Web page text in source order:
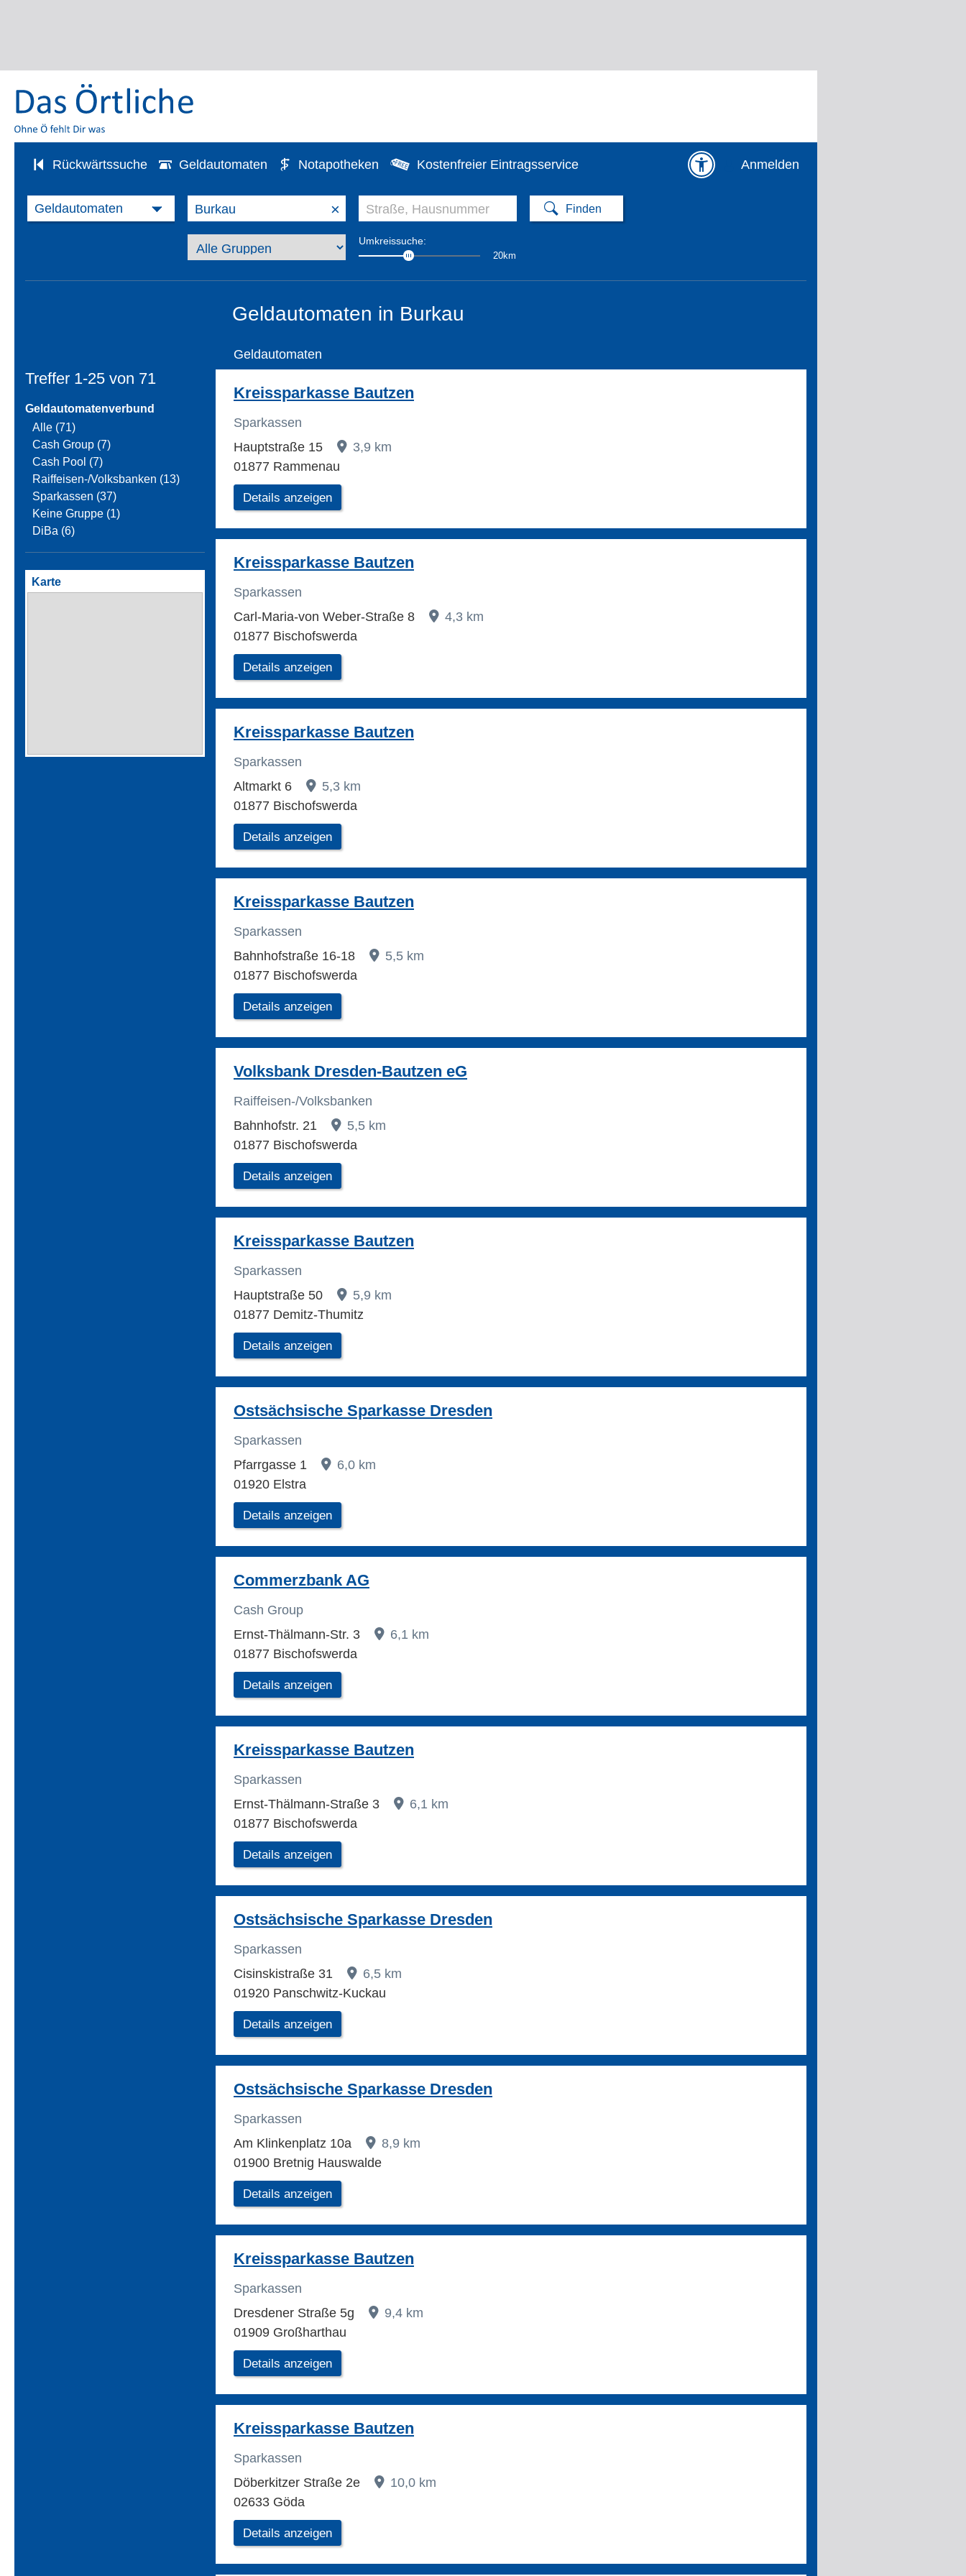
Rückwärtssuche Geldautomaten Notapotheken Kostenfreier Eintragsservice Anmelden
×
Umkreissuche:
20km
Geldautomaten in Burkau
Treffer 1-25 von 71
Geldautomatenverbund
Alle (71)
Cash Group (7)
Cash Pool (7)
Raiffeisen-/Volksbanken (13)
Sparkassen (37)
Keine Gruppe (1)
DiBa (6)
Geldautomaten
Kreissparkasse Bautzen
Sparkassen
Hauptstraße 15
3,9 km
01877 Rammenau
Details anzeigen
Kreissparkasse Bautzen
Sparkassen
Carl-Maria-von Weber-Straße 8
4,3 km
01877 Bischofswerda
Details anzeigen
Kreissparkasse Bautzen
Sparkassen
Altmarkt 6
5,3 km
01877 Bischofswerda
Details anzeigen
Kreissparkasse Bautzen
Sparkassen
Bahnhofstraße 16-18
5,5 km
01877 Bischofswerda
Details anzeigen
Volksbank Dresden-Bautzen eG
Raiffeisen-/Volksbanken
Bahnhofstr. 21
5,5 km
01877 Bischofswerda
Details anzeigen
Kreissparkasse Bautzen
Sparkassen
Hauptstraße 50
5,9 km
01877 Demitz-Thumitz
Details anzeigen
Ostsächsische Sparkasse Dresden
Sparkassen
Pfarrgasse 1
6,0 km
01920 Elstra
Details anzeigen
Commerzbank AG
Cash Group
Ernst-Thälmann-Str. 3
6,1 km
01877 Bischofswerda
Details anzeigen
Kreissparkasse Bautzen
Sparkassen
Ernst-Thälmann-Straße 3
6,1 km
01877 Bischofswerda
Details anzeigen
Ostsächsische Sparkasse Dresden
Sparkassen
Cisinskistraße 31
6,5 km
01920 Panschwitz-Kuckau
Details anzeigen
Ostsächsische Sparkasse Dresden
Sparkassen
Am Klinkenplatz 10a
8,9 km
01900 Bretnig Hauswalde
Details anzeigen
Kreissparkasse Bautzen
Sparkassen
Dresdener Straße 5g
9,4 km
01909 Großharthau
Details anzeigen
Kreissparkasse Bautzen
Sparkassen
Döberkitzer Straße 2e
10,0 km
02633 Göda
Details anzeigen
Karte